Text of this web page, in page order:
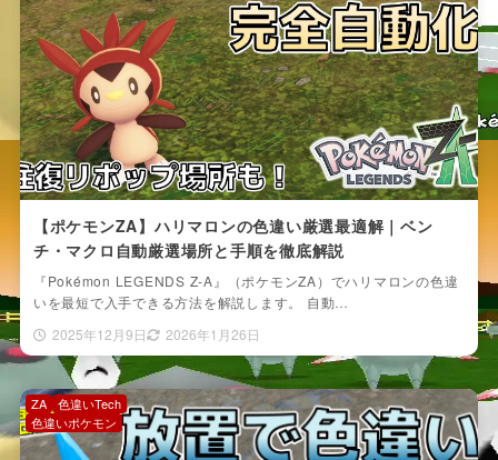
【ポケモンZA】ハリマロンの色違い厳選最適解｜ベン
チ・マクロ自動厳選場所と手順を徹底解説
『Pokémon LEGENDS Z-A』（ポケモンZA）でハリマロンの色違
いを最短で入手できる方法を解説します。 自動…
2025年12月9日
2026年1月26日
ZA
色違いTech
色違いポケモン